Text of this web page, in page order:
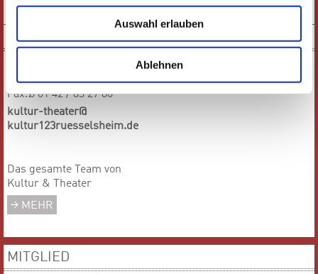
Auswahl erlauben
Ablehnen
kultur123ruesselsheim.de
TEAM
Tel.:0 61 42 / 83 27 84
Fax.:0 61 42 / 83 27 86
kultur-theater@
kultur123ruesselsheim.de
Das gesamte Team von
Kultur & Theater
MEHR
MITGLIED